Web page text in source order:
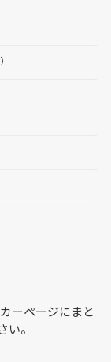
ーページにまと
。